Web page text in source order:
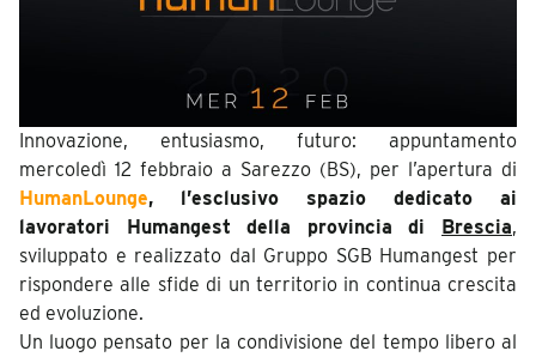
Innovazione, entusiasmo, futuro: appuntamento
mercoledì 12 febbraio a Sarezzo (BS), per l’apertura di
HumanLounge, l’esclusivo spazio dedicato ai
lavoratori Humangest della provincia di Brescia,
sviluppato e realizzato dal Gruppo SGB Humangest per
rispondere alle sfide di un territorio in continua crescita
ed evoluzione.
Un luogo pensato per la condivisione del tempo libero al